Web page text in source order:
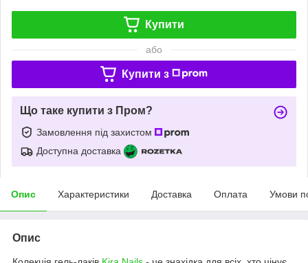
Купити
або
Купити з
Що таке купити з Пром?
Замовлення під захистом
Доступна доставка
Опис Характеристики Доставка Оплата Умови
Опис